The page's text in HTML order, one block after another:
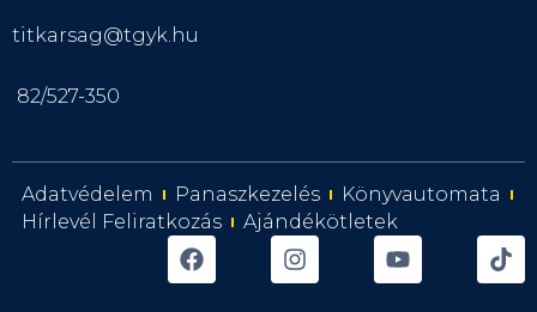
titkarsag@tgyk.hu
82/527-350
Adatvédelem Panaszkezelés
Könyvautomata
Hírlevél Feliratkozás
Ajándékötletek